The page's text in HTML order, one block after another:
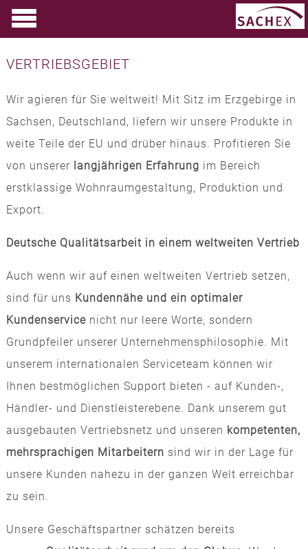
VERTRIEBSGEBIET
Wir agieren für Sie weltweit! Mit Sitz im Erzgebirge in
Sachsen, Deutschland, liefern wir unsere Produkte in
weite Teile der EU und drüber hinaus. Profitieren Sie
von unserer langjährigen Erfahrung im Bereich
erstklassige Wohnraumgestaltung, Produktion und
Export.
Deutsche Qualitätsarbeit in einem weltweiten Vertrieb
Auch wenn wir auf einen weltweiten Vertrieb setzen,
sind für uns Kundennähe und ein optimaler
Kundenservicenicht nur leere Worte, sondern
Grundpfeiler unserer Unternehmensphilosophie. Mit
unserem internationalen Serviceteam können wir
Ihnen bestmöglichen Support bieten - auf Kunden-,
Händler- und Dienstleisterebene. Dank unserem gut
ausgebauten Vertriebsnetz und unseren kompetenten,
mehrsprachigen Mitarbeitern sind wir in der Lage für
unsere Kunden nahezu in der ganzen Welt erreichbar
zu sein.
Unsere Geschäftspartner schätzen bereits